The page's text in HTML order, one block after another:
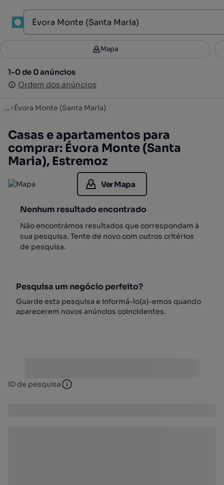
Filtros 1
1-0 de 0 anúncios
Ordem dos anúncios
Mapa
1-0 de 0 anúncios
Ordem dos anúncios
... Évora Monte (Santa Maria)
Casas e apartamentos para
comprar: Évora Monte (Santa
Maria), Estremoz
Ver Mapa
Nenhum resultado encontrado
Não encontrámos resultados que correspondam à
sua pesquisa. Tente de novo com outros critérios
de pesquisa.
Pesquisa um negócio perfeito?
Guarde esta pesquisa e informá-lo(a)-emos quando
aparecerem novos anúncios coincidentes.
ID de pesquisa ID de pesquisa